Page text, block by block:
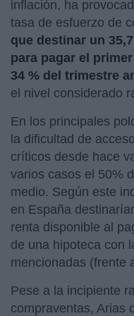
inflación, ha
tasa de esfuerzo de
que destinar un
para pagar el
34 % del trimestre
el nivel considerado
En los principales
la dificultad de
críticos desde hace
varios casos el 50%
medio. Según este
en España
renta disponible al
de una hipoteca con
mencionadas (frente
Pese a la incipiente
compraventas, Arias